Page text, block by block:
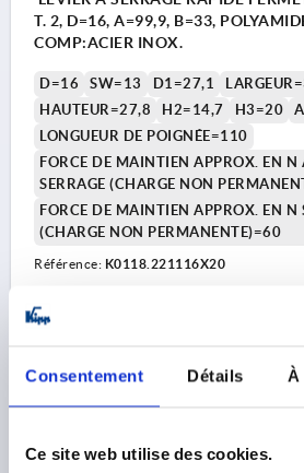
Consentement Détails À
Ce site web utilise des cookies.
T. 2, D=16, A=99,9, B=33,
COMP:ACIER INOX.
D=16 SW=13 D1=27,1
HAUTEUR=27,8
H2=14,7 H3=20
LONGUEUR DE POIGNÉE=110
FORCE DE MAINTIEN APPROX. EN N
SERRAGE (CHARGE NON
FORCE DE MAINTIEN APPROX. EN N
(CHARGE NON PERMANENTE)=60
Référence: K0118.221116X20
17,65 €